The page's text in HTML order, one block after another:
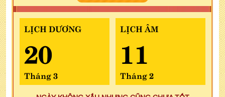
LỊCH DƯƠNG
20
Tháng 3
LỊCH ÂM
11
Tháng 2